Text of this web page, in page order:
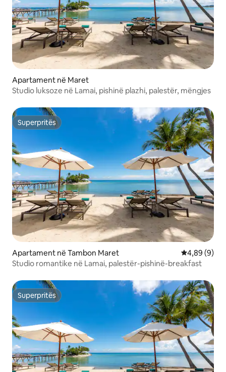
Apartament në Maret
Studio luksoze në Lamai, pishinë plazhi, palestër, mëngjes
Superpritës
Superpritës
Apartament në Tambon Maret Vlerësimi
4,89 (9)
Studio romantike në Lamai, palestër-pishinë-breakfast
Superpritës
Superpritës